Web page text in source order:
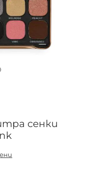
сенки